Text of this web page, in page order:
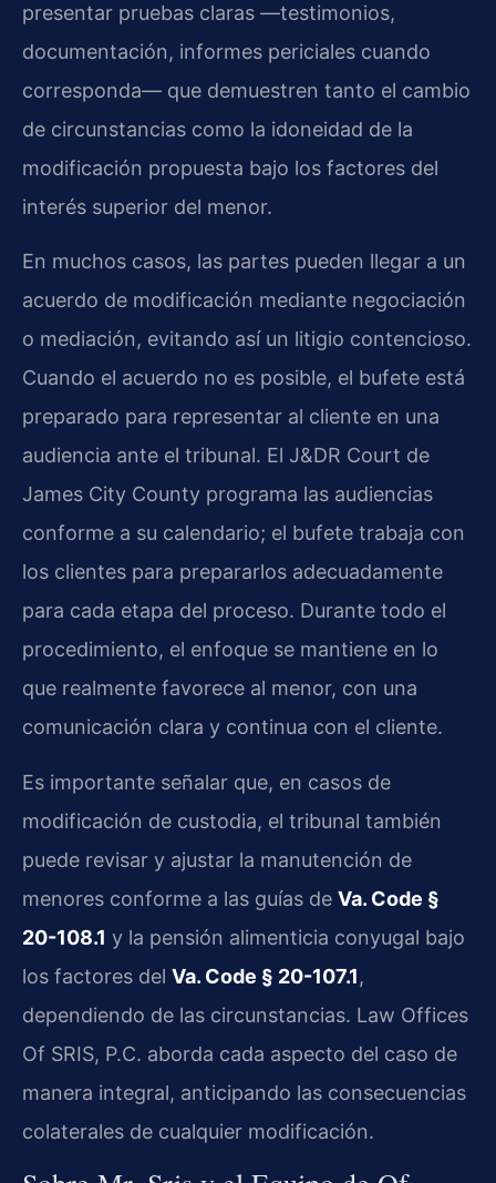
presentar pruebas claras —testimonios,
documentación, informes periciales cuando
corresponda— que demuestren tanto el cambio
de circunstancias como la idoneidad de la
modificación propuesta bajo los factores del
interés superior del menor.
En muchos casos, las partes pueden llegar a un
acuerdo de modificación mediante negociación
o mediación, evitando así un litigio contencioso.
Cuando el acuerdo no es posible, el bufete está
preparado para representar al cliente en una
audiencia ante el tribunal. El J&DR Court de
James City County programa las audiencias
conforme a su calendario; el bufete trabaja con
los clientes para prepararlos adecuadamente
para cada etapa del proceso. Durante todo el
procedimiento, el enfoque se mantiene en lo
que realmente favorece al menor, con una
comunicación clara y continua con el cliente.
Es importante señalar que, en casos de
modificación de custodia, el tribunal también
puede revisar y ajustar la manutención de
menores conforme a las guías de Va. Code §
20-108.1 y la pensión alimenticia conyugal bajo
los factores del Va. Code § 20-107.1,
dependiendo de las circunstancias. Law Offices
Of SRIS, P.C. aborda cada aspecto del caso de
manera integral, anticipando las consecuencias
colaterales de cualquier modificación.